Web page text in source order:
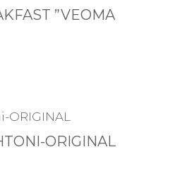
”VEOMA
ORIGINAL